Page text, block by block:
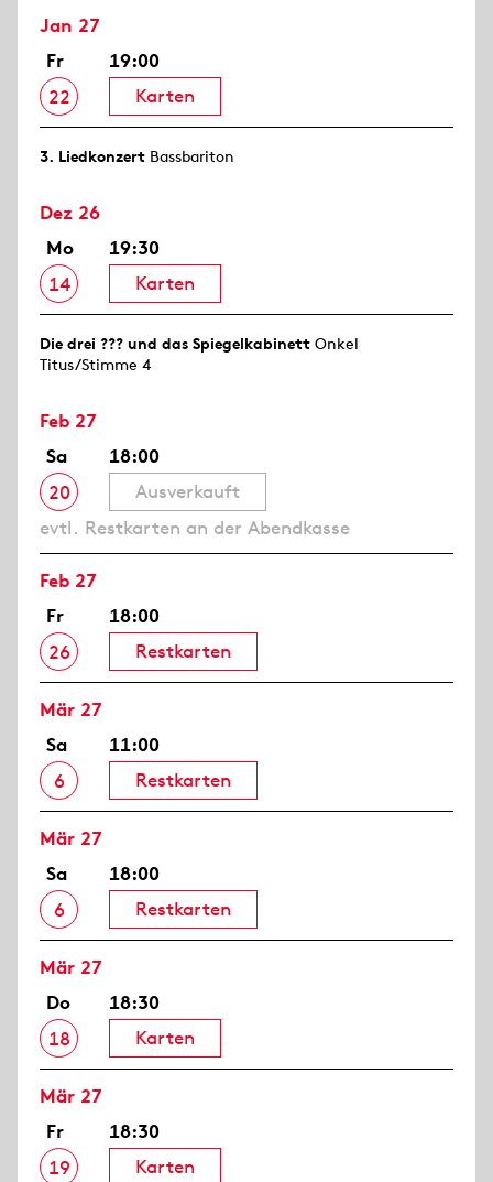
Jan 27
Fr
22
19:00
Karten
3. Lied­konzert Bassbariton
Dez 26
Mo
14
19:30
Karten
Die drei ??? und das Spiegelkabinett Onkel
Titus/Stimme 4
Feb 27
Sa
20
18:00
Ausverkauft
evtl. Restkarten an der Abendkasse
Feb 27
Fr
26
18:00
Restkarten
Mär 27
Sa
6
11:00
Restkarten
Mär 27
Sa
6
18:00
Restkarten
Mär 27
Do
18
18:30
Karten
Mär 27
Fr
19
18:30
Karten